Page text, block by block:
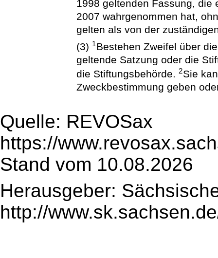
1998 geltenden Fassung, die
2007 wahrgenommen hat,
gelten als von der
(3) 1Bestehen Zweifel über
geltende Satzung oder die
die Stiftungsbehörde.2Sie
Zweckbestimmung geben
Quelle: REVOSax
https://
Stand vom 10.08.2026
Herausgeber:
http://